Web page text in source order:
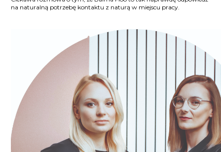
na naturalną potrzebę kontaktu z naturą w miejscu pracy.